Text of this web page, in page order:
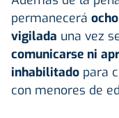
permanecerá
vigilada una vez
comunicarse ni
inhabilitado para
con menores de